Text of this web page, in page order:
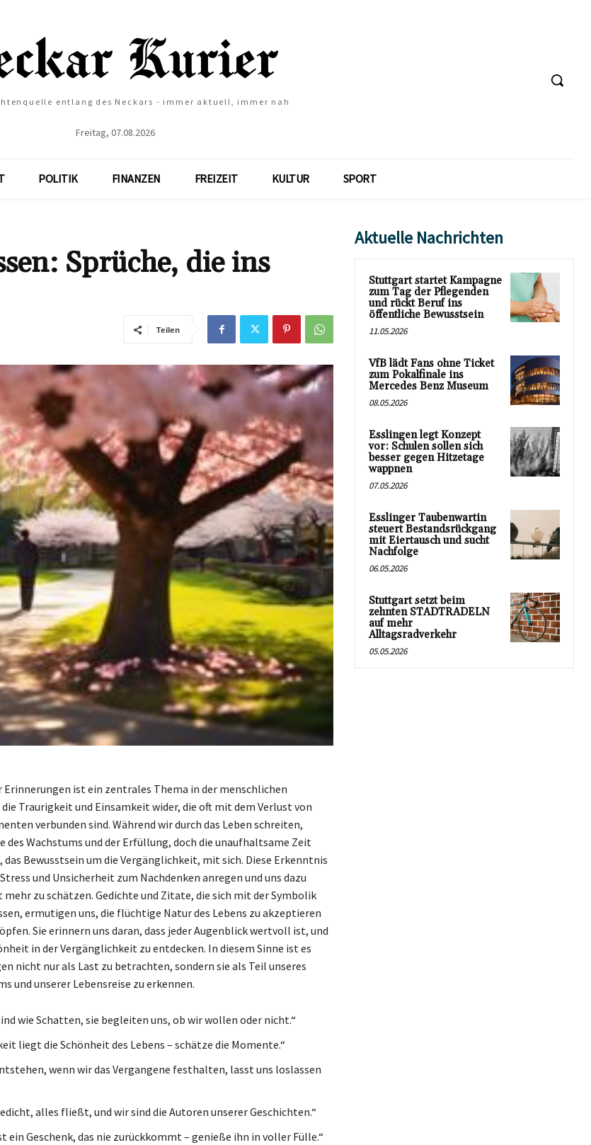
entlang des Neckars - immer aktuell, immer nah
Freitag, 07.08.2026
POLITIK FINANZEN FREIZEIT KULTUR SPORT
Sprüche, die ins
Teilen
Erinnerungen ist ein zentrales Thema in der menschlichen
Traurigkeit und Einsamkeit wider, die oft mit dem Verlust von
verbunden sind. Während wir durch das Leben schreiten,
des Wachstums und der Erfüllung, doch die unaufhaltsame Zeit
das Bewusstsein um die Vergänglichkeit, mit sich. Diese Erkenntnis
und Unsicherheit zum Nachdenken anregen und uns dazu
mehr zu schätzen. Gedichte und Zitate, die sich mit der Symbolik
ermutigen uns, die flüchtige Natur des Lebens zu akzeptieren
Sie erinnern uns daran, dass jeder Augenblick wertvoll ist, und
in der Vergänglichkeit zu entdecken. In diesem Sinne ist es
nicht nur als Last zu betrachten, sondern sie als Teil unseres
und unserer Lebensreise zu erkennen.
wie Schatten, sie begleiten uns, ob wir wollen oder nicht.“
liegt die Schönheit des Lebens – schätze die Momente.“
wenn wir das Vergangene festhalten, lasst uns loslassen
alles fließt, und wir sind die Autoren unserer Geschichten.“
ein Geschenk, das nie zurückkommt – genieße ihn in voller Fülle.“
Aktuelle Nachrichten
Stuttgart startet Kampagne
zum Tag der Pflegenden
und rückt Beruf ins
öffentliche Bewusstsein
11.05.2026
VfB lädt Fans ohne Ticket
zum Pokalfinale ins
Mercedes Benz Museum
08.05.2026
Esslingen legt Konzept
vor: Schulen sollen sich
besser gegen Hitzetage
wappnen
07.05.2026
Esslinger Taubenwartin
steuert Bestandsrückgang
mit Eiertausch und sucht
Nachfolge
06.05.2026
Stuttgart setzt beim
zehnten STADTRADELN
auf mehr
Alltagsradverkehr
05.05.2026